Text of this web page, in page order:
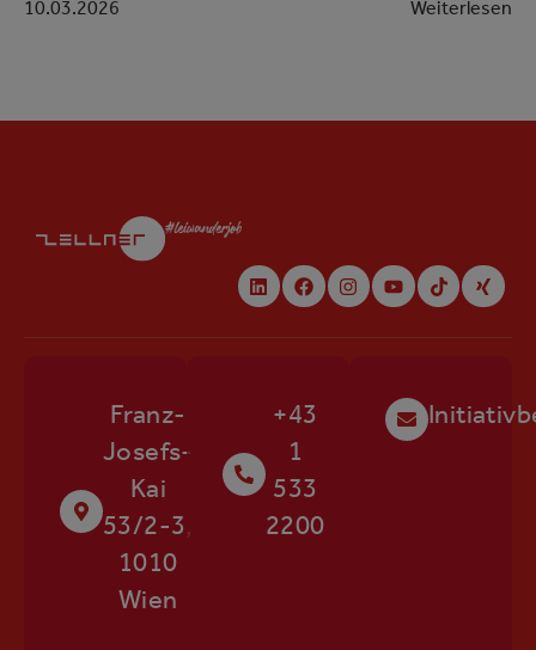
10.03.2026 Weiterlesen
Franz-
Josefs-
Kai
53/2-3,
1010
Wien
+43
1
533
2200